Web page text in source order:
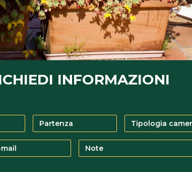
INFORMAZIONI
Partenza
TIPOLOGIA
CAMERA
Note